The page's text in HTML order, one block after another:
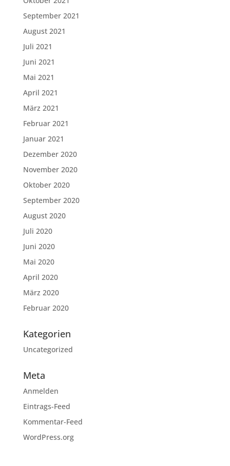
September 2021
August 2021
Juli 2021
Juni 2021
Mai 2021
April 2021
März 2021
Februar 2021
Januar 2021
Dezember 2020
November 2020
Oktober 2020
September 2020
August 2020
Juli 2020
Juni 2020
Mai 2020
April 2020
März 2020
Februar 2020
Kategorien
Uncategorized
Meta
Anmelden
Eintrags-Feed
Kommentar-Feed
WordPress.org